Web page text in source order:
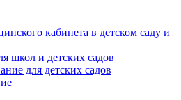
кабинета в детском саду и
школ и детских садов
для детских садов